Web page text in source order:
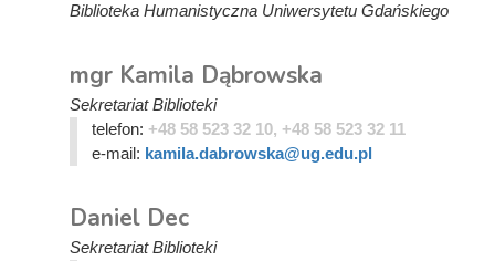
Biblioteka Humanistyczna Uniwersytetu Gdańskiego
mgr Kamila Dąbrowska
Sekretariat Biblioteki
telefon: +48 58 523 32 10, +48 58 523 32 11
e-mail: kamila.dabrowska@ug.edu.pl
Daniel Dec
Sekretariat Biblioteki